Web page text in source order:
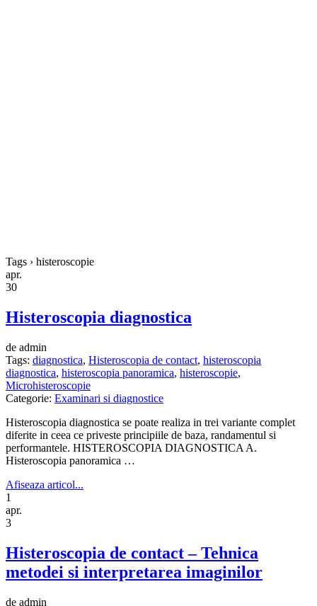
Tags › histeroscopie
apr.
30
Histeroscopia diagnostica
de admin
Tags: diagnostica, Histeroscopia de contact, histeroscopia
diagnostica, histeroscopia panoramica, histeroscopie,
Microhisteroscopie
Categorie: Examinari si diagnostice
Histeroscopia diagnostica se poate realiza in trei variante complet
diferite in ceea ce priveste principiile de baza, randamentul si
performantele. HISTEROSCOPIA DIAGNOSTICA A.
Histeroscopia panoramica …
Afiseaza articol...
1
apr.
3
Histeroscopia de contact – Tehnica
metodei si interpretarea imaginilor
de admin